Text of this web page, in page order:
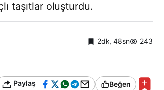
taşıtlar oluşturdu.
2dk, 48sn 243
Paylaş Beğen
Genel